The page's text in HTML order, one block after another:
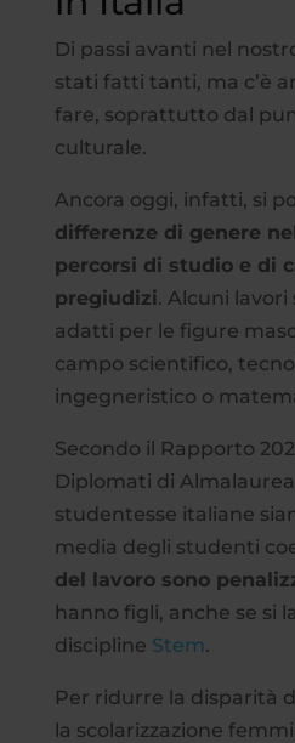
Di passi avanti nel
stati fatti tanti, ma c’è
fare, soprattutto dal
culturale.
Ancora oggi, infatti, si
differenze di genere
percorsi di studio e di
pregiudizi. Alcuni lavori
adatti per le figure
campo scientifico,
ingegneristico o
Secondo il Rapporto
Diplomati di
studentesse italiane
media degli studenti
del lavoro sono
hanno figli, anche se si
discipline Stem.
Per ridurre la disparità
la scolarizzazione